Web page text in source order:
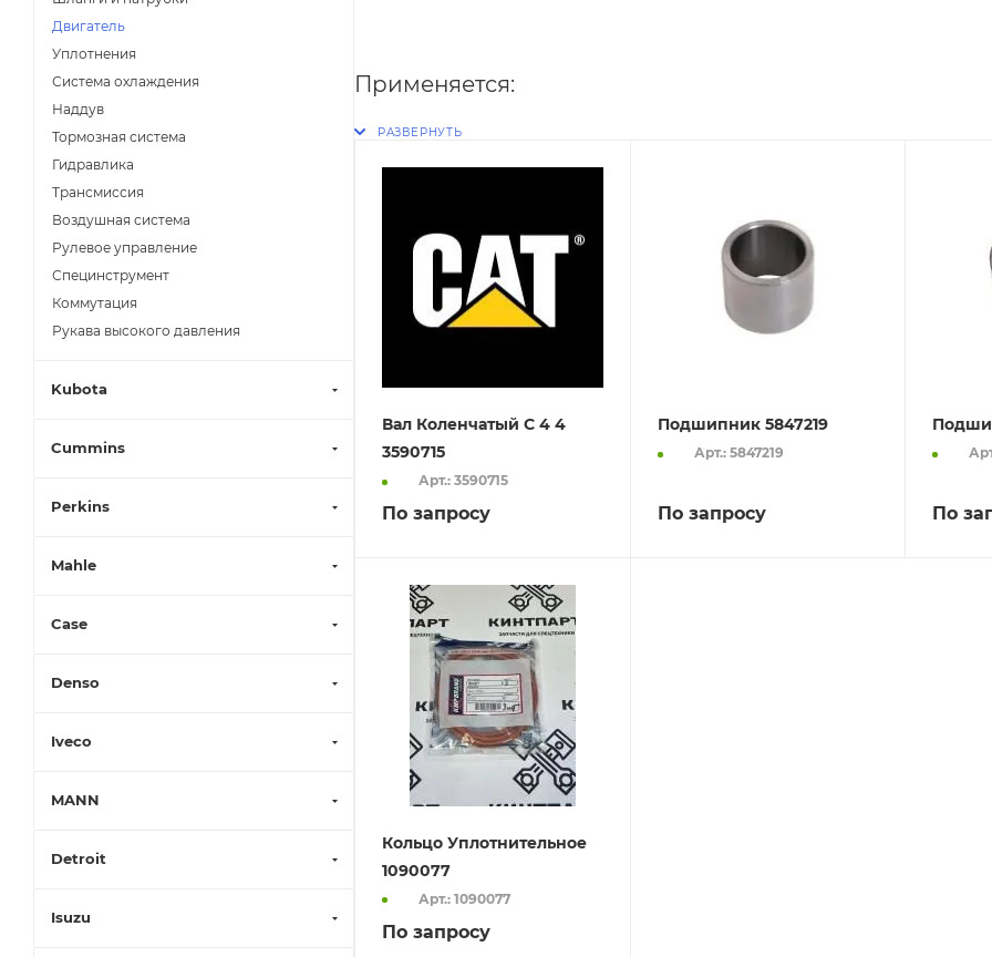
Применяется:
Вал Коленчатый C 4 4
3590715
Арт.: 3590715
По запросу
Подшипник 5847219
Арт.: 5847219
По запросу По
Кольцо Уплотнительное
1090077
Арт.: 1090077
По запросу
Двигатель
Уплотнения
Система охлаждения
Наддув
Тормозная система
Гидравлика
Трансмиссия
Воздушная система
Рулевое управление
Специнструмент
Коммутация
Рукава высокого давления
Kubota
Cummins
Perkins
Mahle
Case
Denso
Iveco
MANN
Detroit
Isuzu